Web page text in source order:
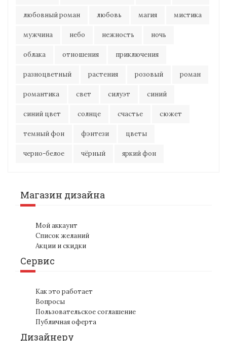
любовный роман любовь магия мистика
мужчина небо нежность ночь
облака отношения приключения
разноцветный растения розовый роман
романтика свет силуэт синий
синий цвет солнце счастье сюжет
темный фон фэнтези цветы
черно-белое чёрный яркий фон
Магазин дизайна
Мой аккаунт
Список желаний
Акции и скидки
Сервис
Как это работает
Вопросы
Пользовательское соглашение
Публичная оферта
Дизайнеру